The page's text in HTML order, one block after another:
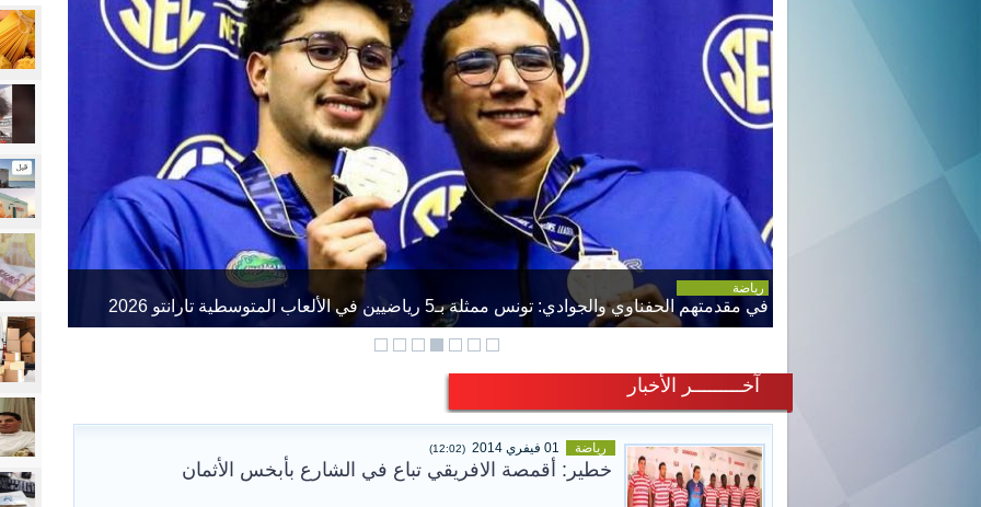
رياضة
في مقدمتهم الحفناوي والجوادي: تونس ممثلة بـ5 رياضيين في الألعاب المتوسطية تارانتو 2026
آخـــــــــر الأخبار
رياضة (12:02)
خطير: أقمصة الافريقي تباع في الشارع بأبخس الأثمان